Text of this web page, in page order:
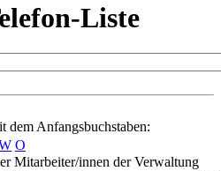
Liste
dem Anfangsbuchstaben:
O
Mitarbeiter/innen der Verwaltung